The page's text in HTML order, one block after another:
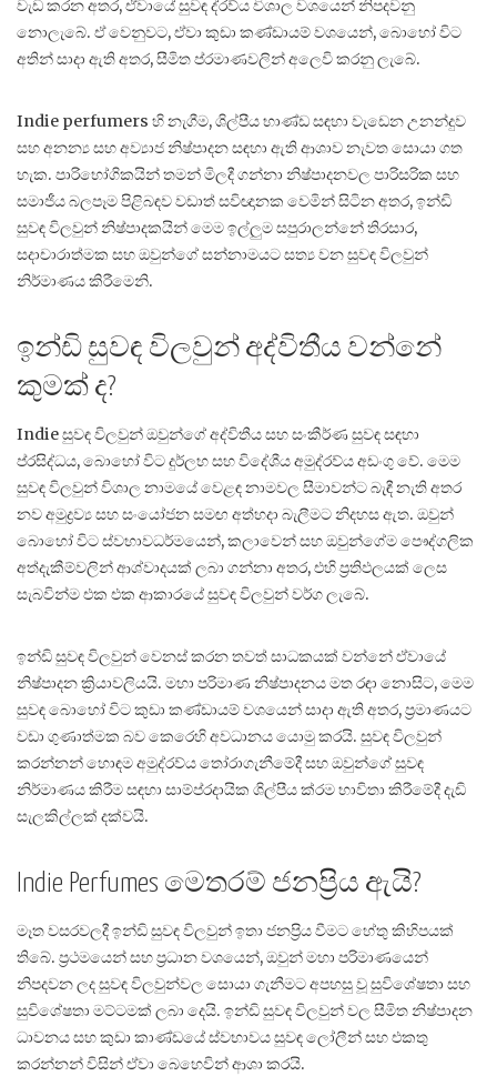
වැඩ කරන අතර, ඒවායේ සුවඳ ද්රව්ය විශාල වශයෙන් නිපදවනු
නොලැබේ. ඒ වෙනුවට, ඒවා කුඩා කණ්ඩායම් වශයෙන්, බොහෝ විට
අතින් සාදා ඇති අතර, සීමිත ප්රමාණවලින් අලෙවි කරනු ලැබේ.
Indie perfumers හි නැගීම, ශිල්පීය භාණ්ඩ සඳහා වැඩෙන උනන්දුව
සහ අනන්‍ය සහ අව්‍යාජ නිෂ්පාදන සඳහා ඇති ආශාව නැවත සොයා ගත
හැක. පාරිභෝගිකයින් තමන් මිලදී ගන්නා නිෂ්පාදනවල පාරිසරික සහ
සමාජීය බලපෑම පිළිබඳව වඩාත් සවිඥානක වෙමින් සිටින අතර, ඉන්ඩි
සුවඳ විලවුන් නිෂ්පාදකයින් මෙම ඉල්ලුම සපුරාලන්නේ තිරසාර,
සදාචාරාත්මක සහ ඔවුන්ගේ සන්නාමයට සත්‍ය වන සුවඳ විලවුන්
නිර්මාණය කිරීමෙනි.
ඉන්ඩි සුවඳ විලවුන් අද්විතීය වන්නේ
කුමක් ද?
Indie සුවඳ විලවුන් ඔවුන්ගේ අද්විතීය සහ සංකීර්ණ සුවඳ සඳහා
ප්රසිද්ධය, බොහෝ විට දුර්ලභ සහ විදේශීය අමුද්රව්ය අඩංගු වේ. මෙම
සුවඳ විලවුන් විශාල නාමයේ වෙළඳ නාමවල සීමාවන්ට බැඳී නැති අතර
නව අමුද්‍රව්‍ය සහ සංයෝජන සමඟ අත්හදා බැලීමට නිදහස ඇත. ඔවුන්
බොහෝ විට ස්වභාවධර්මයෙන්, කලාවෙන් සහ ඔවුන්ගේම පෞද්ගලික
අත්දැකීම්වලින් ආශ්වාදයක් ලබා ගන්නා අතර, එහි ප්‍රතිඵලයක් ලෙස
සැබවින්ම එක එක ආකාරයේ සුවඳ විලවුන් වර්ග ලැබේ.
ඉන්ඩි සුවඳ විලවුන් වෙනස් කරන තවත් සාධකයක් වන්නේ ඒවායේ
නිෂ්පාදන ක්‍රියාවලියයි. මහා පරිමාණ නිෂ්පාදනය මත රඳා නොසිට, මෙම
සුවඳ බොහෝ විට කුඩා කණ්ඩායම් වශයෙන් සාදා ඇති අතර, ප්‍රමාණයට
වඩා ගුණාත්මක බව කෙරෙහි අවධානය යොමු කරයි. සුවඳ විලවුන්
කරන්නන් හොඳම අමුද්රව්ය තෝරාගැනීමේදී සහ ඔවුන්ගේ සුවඳ
නිර්මාණය කිරීම සඳහා සාම්ප්රදායික ශිල්පීය ක්රම භාවිතා කිරීමේදී දැඩි
සැලකිල්ලක් දක්වයි.
Indie Perfumes මෙතරම් ජනප්‍රිය ඇයි?
මෑත වසරවලදී ඉන්ඩි සුවඳ විලවුන් ඉතා ජනප්‍රිය වීමට හේතු කිහිපයක්
තිබේ. ප්‍රථමයෙන් සහ ප්‍රධාන වශයෙන්, ඔවුන් මහා පරිමාණයෙන්
නිපදවන ලද සුවඳ විලවුන්වල සොයා ගැනීමට අපහසු වූ සුවිශේෂතා සහ
සුවිශේෂතා මට්ටමක් ලබා දෙයි. ඉන්ඩි සුවඳ විලවුන් වල සීමිත නිෂ්පාදන
ධාවනය සහ කුඩා කාණ්ඩයේ ස්වභාවය සුවඳ ලෝලීන් සහ එකතු
කරන්නන් විසින් ඒවා බෙහෙවින් ආශා කරයි.